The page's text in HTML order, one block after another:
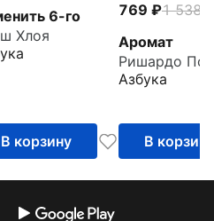
6-го
Хлоя
В корзину
769 1 538
Аромат
Ришардо
Азбука
В корзину